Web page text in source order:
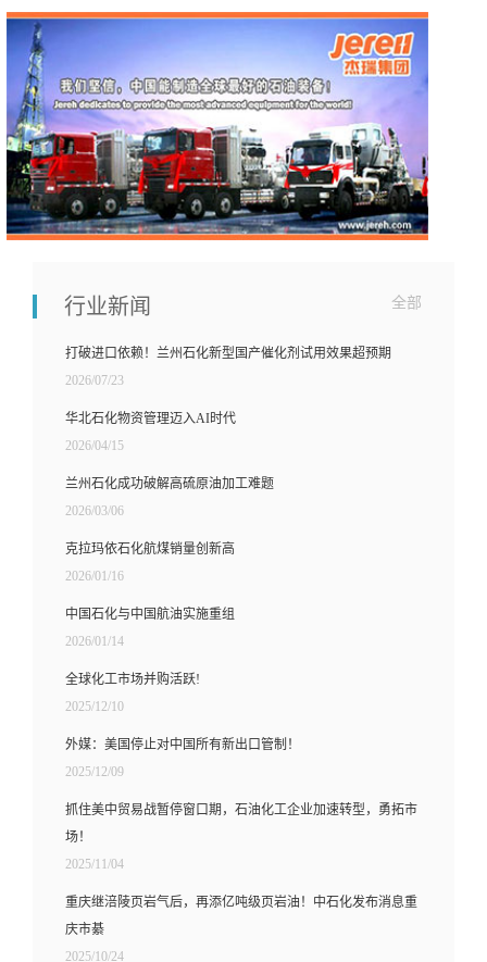
行业新闻 全部
打破进口依赖！兰州石化新型国产催化剂试用效果超预期
2026/07/23
华北石化物资管理迈入AI时代
2026/04/15
兰州石化成功破解高硫原油加工难题
2026/03/06
克拉玛依石化航煤销量创新高
2026/01/16
中国石化与中国航油实施重组
2026/01/14
全球化工市场并购活跃!
2025/12/10
外媒：美国停止对中国所有新出口管制！
2025/12/09
抓住美中贸易战暂停窗口期，石油化工企业加速转型，勇拓市
场！
2025/11/04
重庆继涪陵页岩气后，再添亿吨级页岩油！中石化发布消息重
庆市綦
2025/10/24